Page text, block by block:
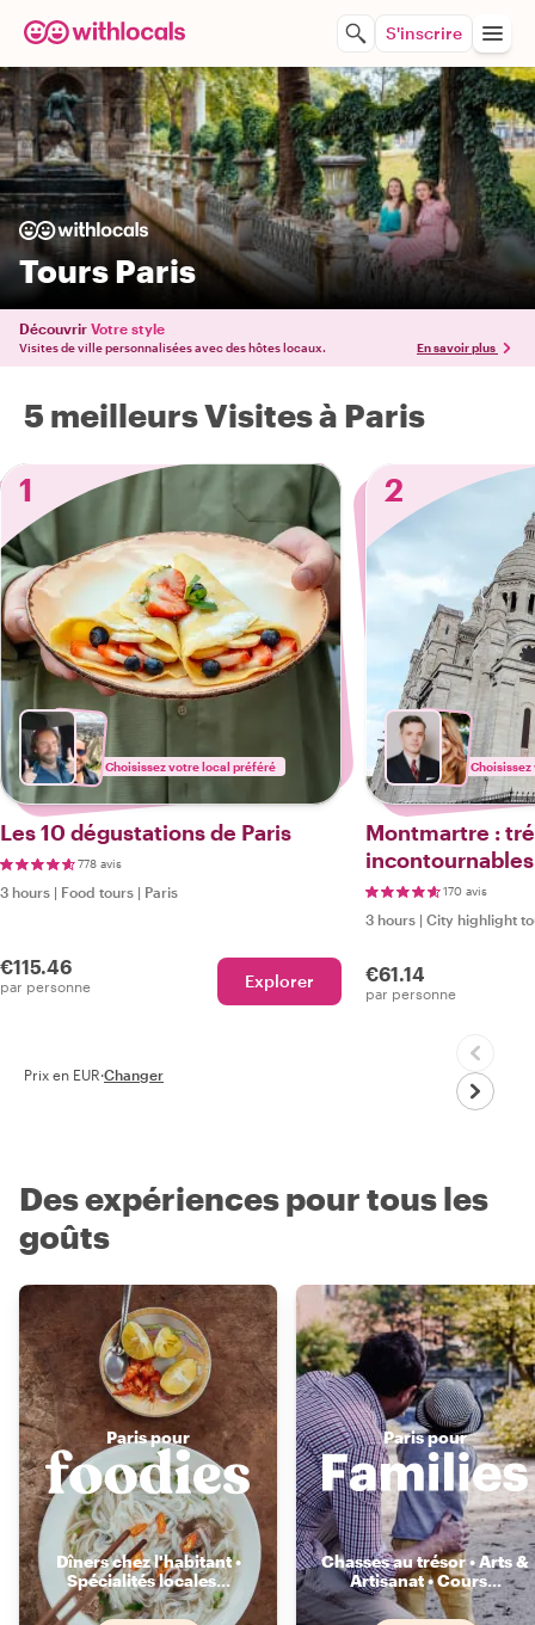
S'inscrire
Tours Paris
Découvrir Votre style
Visites de ville personnalisées avec des hôtes locaux. En savoir plus
5 meilleurs Visites à Paris
1
Choisissez votre local préféré
Les 10 dégustations de Paris
778 avis
3 hours | Food tours | Paris
€115.46
par personne Explorer
2
Montmartre :
incontournables
170 avis
3 hours | City highlight
€61.14
par personne
Prix en EUR·Changer
Des expériences pour tous les
goûts
Paris pour
Dîners chez l'habitant •
Spécialités locales...
Paris pour
Chasses au trésor • Arts &
Artisanat • Cours...